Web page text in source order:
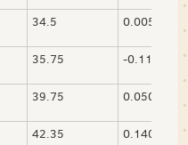
34.5 0.0056
35.75 -0.1134
39.75 0.0502
42.35 0.1402